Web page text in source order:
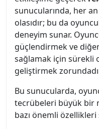
sunucularında, her
olasıdır; bu da
deneyim sunar.
güçlendirmek ve
sağlamak için sürekli
geliştirmek
Bu sunucularda,
tecrübeleri büyük bir
bazı önemli özellikleri